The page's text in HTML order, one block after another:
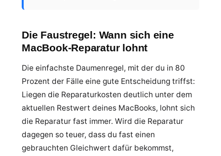
Die Faustregel: Wann sich eine
MacBook-Reparatur lohnt
Die einfachste Daumenregel, mit der du in 80
Prozent der Fälle eine gute Entscheidung triffst:
Liegen die Reparaturkosten deutlich unter dem
aktuellen Restwert deines MacBooks, lohnt sich
die Reparatur fast immer. Wird die Reparatur
dagegen so teuer, dass du fast einen
gebrauchten Gleichwert dafür bekommst,